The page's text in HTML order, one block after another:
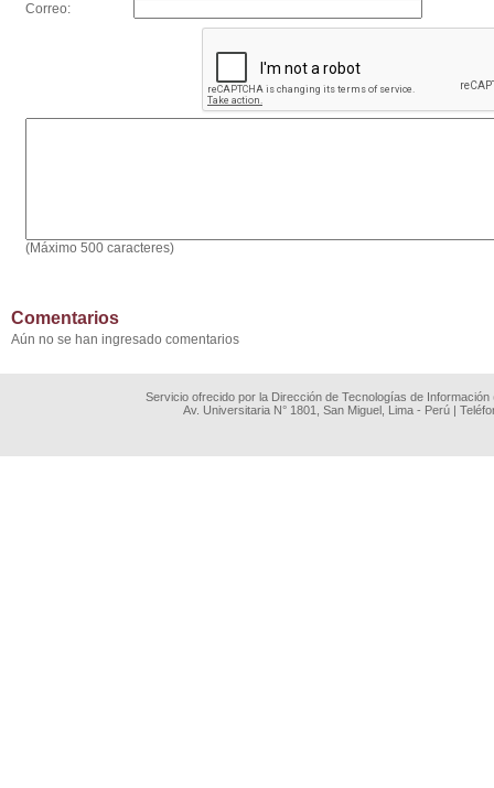
Correo:
(Máximo 500 caracteres)
Comentarios
Aún no se han ingresado comentarios
Servicio ofrecido por la Dirección de Tecnologías de
Av. Universitaria N° 1801, San Miguel, Lima - Perú |